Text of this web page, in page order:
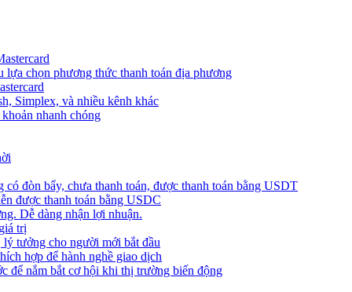
lựa chọn phương thức thanh toán địa phương
Simplex, và nhiều kênh khác
nhanh chóng
có đòn bẩy, chưa thanh toán, được thanh toán bằng USDT
được thanh toán bằng USDC
Dễ dàng nhận lợi nhuận.
trị
tưởng cho người mới bắt đầu
hợp để hành nghề giao dịch
để nắm bắt cơ hội khi thị trường biến động